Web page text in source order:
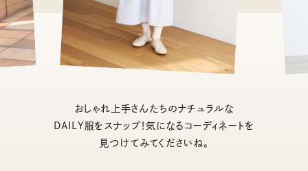
おしゃれ上手さんたちのナチュラルな
DAILY服をスナップ！気になるコーディネートを
見つけてみてくださいね。